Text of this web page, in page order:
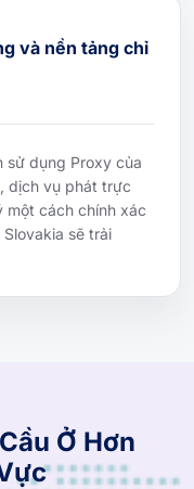
và nền tảng chỉ
sử dụng Proxy của
dịch vụ phát trực
một cách chính xác
sẽ trải
Ở Hơn